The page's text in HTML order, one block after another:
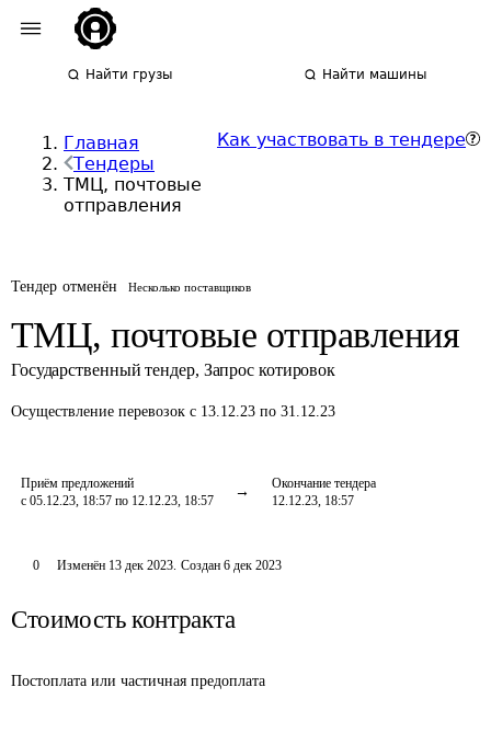
Найти грузы Найти машины
Главная
Тендеры
ТМЦ, почтовые
отправления
Как участвовать в тендере
Тендер отменён Несколько поставщиков
ТМЦ, почтовые отправления
Государственный тендер, Запрос котировок
Осуществление перевозок с 13.12.23 по 31.12.23
Приём предложений
с 05.12.23, 18:57 по 12.12.23, 18:57
Окончание тендера
12.12.23, 18:57
0 Изменён 13 дек 2023. Создан 6 дек 2023
Стоимость контракта
Постоплата или частичная предоплата